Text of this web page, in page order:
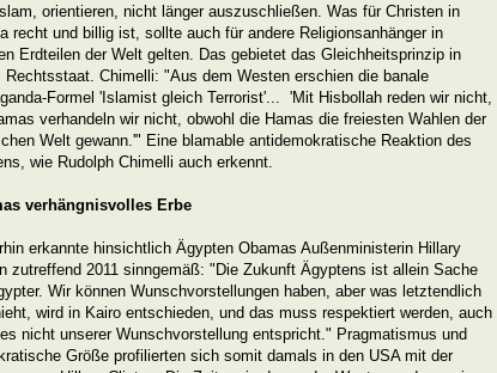
orientieren, nicht länger auszuschließen. Was für Christen in
recht und billig ist, sollte auch für andere Religionsanhänger in
Erdteilen der Welt gelten. Das gebietet das Gleichheitsprinzip in
Rechtsstaat. Chimelli: "Aus dem Westen erschien die banale
Formel 'Islamist gleich Terrorist'... 'Mit Hisbollah reden wir nicht,
verhandeln wir nicht, obwohl die Hamas die freiesten Wahlen der
Welt gewann.'" Eine blamable antidemokratische Reaktion des
wie Rudolph Chimelli auch erkennt.
verhängnisvolles Erbe
erkannte hinsichtlich Ägypten Obamas Außenministerin Hillary
zutreffend 2011 sinngemäß: "Die Zukunft Ägyptens ist allein Sache
Wir können Wunschvorstellungen haben, aber was letztendlich
wird in Kairo entschieden, und das muss respektiert werden, auch
nicht unserer Wunschvorstellung entspricht." Pragmatismus und
Größe profilierten sich somit damals in den USA mit der